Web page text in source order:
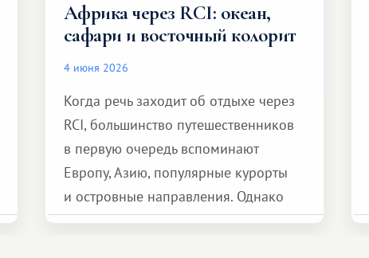
Африка через RCI: океан,
сафари и восточный колорит
4 июня 2026
Когда речь заходит об отдыхе через
RCI, большинство путешественников
в первую очередь вспоминают
Европу, Азию, популярные курорты
и островные направления. Однако
возможности обменной системы